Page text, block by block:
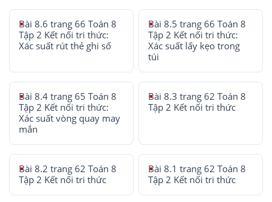
Bài 8.6 trang 66 Toán 8
Tập 2 Kết nối tri thức:
Xác suất rút thẻ ghi số
Bài 8.5 trang 66 Toán 8
Tập 2 Kết nối tri thức:
Xác suất lấy kẹo trong
túi
Bài 8.4 trang 65 Toán 8
Tập 2 Kết nối tri thức:
Xác suất vòng quay may
mắn
Bài 8.3 trang 62 Toán 8
Tập 2 Kết nối tri thức
Bài 8.2 trang 62 Toán 8
Tập 2 Kết nối tri thức
Bài 8.1 trang 62 Toán 8
Tập 2 Kết nối tri thức